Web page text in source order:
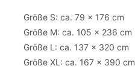
Größe S: ca. 79 x 176 cm
Größe M: ca. 105 x 236 cm
Größe L: ca. 137 x 320 cm
Größe XL: ca. 167 x 390 cm